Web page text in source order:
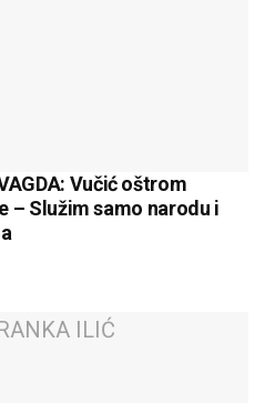
Vučić oštrom
– Služim samo narodu i